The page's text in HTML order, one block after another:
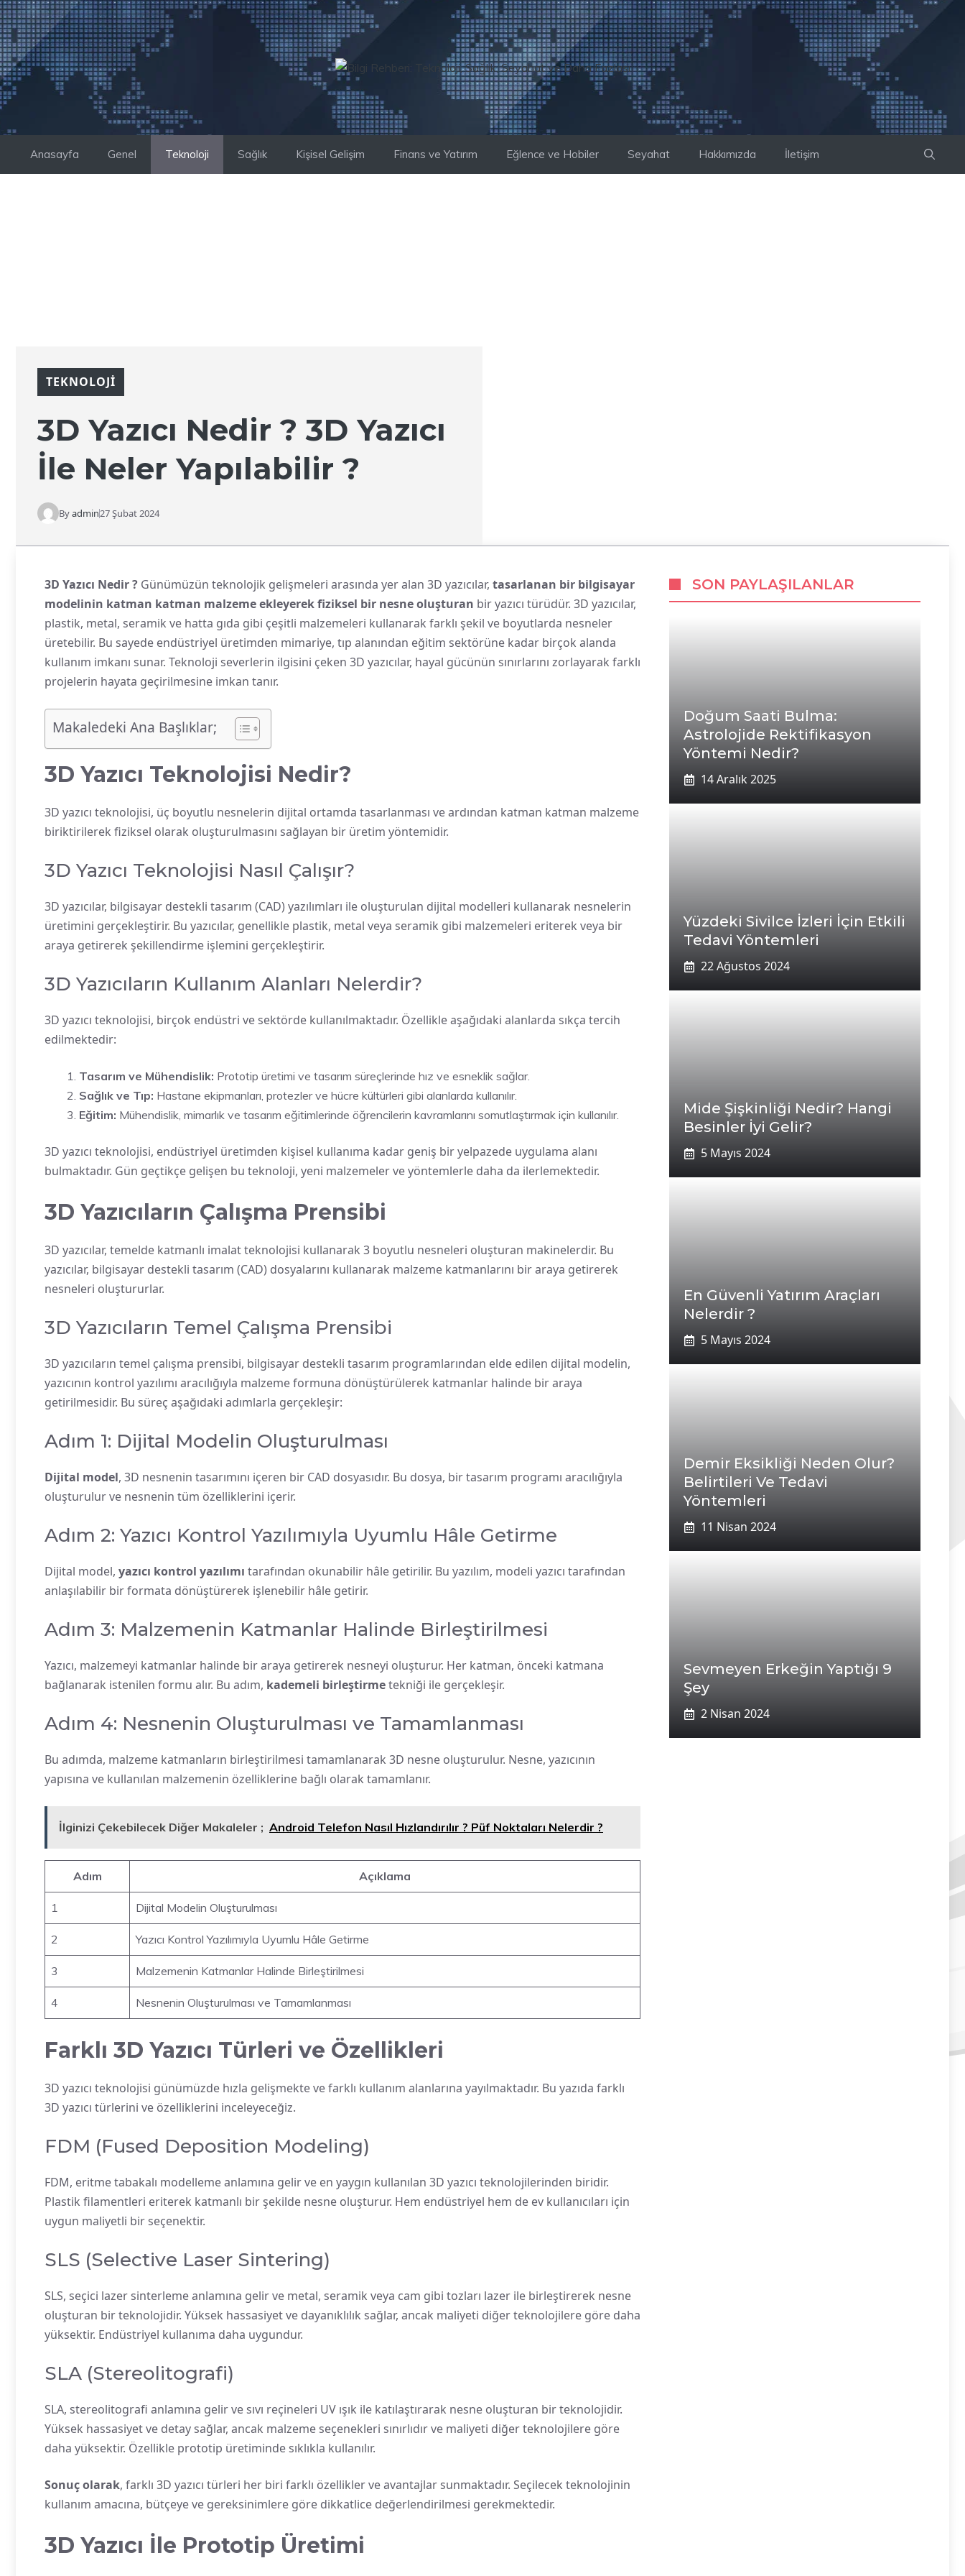
İçeriğe
atla
Anasayfa Genel Teknoloji Sağlık Kişisel Gelişim Finans ve Yatırım Eğlence ve Hobiler Seyahat Hakkımızda İletişim
TEKNOLOJI
3D Yazıcı Nedir ? 3D Yazıcı
İle Neler Yapılabilir ?
Byadmin27 Şubat 2024
3D Yazıcı Nedir ? Günümüzün teknolojik gelişmeleri arasında yer alan 3D yazıcılar, tasarlanan bir bilgisayar
modelinin katman katman malzeme ekleyerek fiziksel bir nesne oluşturan bir yazıcı türüdür. 3D yazıcılar,
plastik, metal, seramik ve hatta gıda gibi çeşitli malzemeleri kullanarak farklı şekil ve boyutlarda nesneler
üretebilir. Bu sayede endüstriyel üretimden mimariye, tıp alanından eğitim sektörüne kadar birçok alanda
kullanım imkanı sunar. Teknoloji severlerin ilgisini çeken 3D yazıcılar, hayal gücünün sınırlarını zorlayarak farklı
projelerin hayata geçirilmesine imkan tanır.
Makaledeki Ana Başlıklar;
3D Yazıcı Teknolojisi Nedir?
3D yazıcı teknolojisi, üç boyutlu nesnelerin dijital ortamda tasarlanması ve ardından katman katman malzeme
biriktirilerek fiziksel olarak oluşturulmasını sağlayan bir üretim yöntemidir.
3D Yazıcı Teknolojisi Nasıl Çalışır?
3D yazıcılar, bilgisayar destekli tasarım (CAD) yazılımları ile oluşturulan dijital modelleri kullanarak nesnelerin
üretimini gerçekleştirir. Bu yazıcılar, genellikle plastik, metal veya seramik gibi malzemeleri eriterek veya bir
araya getirerek şekillendirme işlemini gerçekleştirir.
3D Yazıcıların Kullanım Alanları Nelerdir?
3D yazıcı teknolojisi, birçok endüstri ve sektörde kullanılmaktadır. Özellikle aşağıdaki alanlarda sıkça tercih
edilmektedir:
Tasarım ve Mühendislik: Prototip üretimi ve tasarım süreçlerinde hız ve esneklik sağlar.
Sağlık ve Tıp: Hastane ekipmanları, protezler ve hücre kültürleri gibi alanlarda kullanılır.
Eğitim: Mühendislik, mimarlık ve tasarım eğitimlerinde öğrencilerin kavramlarını somutlaştırmak için kullanılır.
3D yazıcı teknolojisi, endüstriyel üretimden kişisel kullanıma kadar geniş bir yelpazede uygulama alanı
bulmaktadır. Gün geçtikçe gelişen bu teknoloji, yeni malzemeler ve yöntemlerle daha da ilerlemektedir.
3D Yazıcıların Çalışma Prensibi
3D yazıcılar, temelde katmanlı imalat teknolojisi kullanarak 3 boyutlu nesneleri oluşturan makinelerdir. Bu
yazıcılar, bilgisayar destekli tasarım (CAD) dosyalarını kullanarak malzeme katmanlarını bir araya getirerek
nesneleri oluştururlar.
3D Yazıcıların Temel Çalışma Prensibi
3D yazıcıların temel çalışma prensibi, bilgisayar destekli tasarım programlarından elde edilen dijital modelin,
yazıcının kontrol yazılımı aracılığıyla malzeme formuna dönüştürülerek katmanlar halinde bir araya
getirilmesidir. Bu süreç aşağıdaki adımlarla gerçekleşir:
Adım 1: Dijital Modelin Oluşturulması
Dijital model, 3D nesnenin tasarımını içeren bir CAD dosyasıdır. Bu dosya, bir tasarım programı aracılığıyla
oluşturulur ve nesnenin tüm özelliklerini içerir.
Adım 2: Yazıcı Kontrol Yazılımıyla Uyumlu Hâle Getirme
Dijital model, yazıcı kontrol yazılımı tarafından okunabilir hâle getirilir. Bu yazılım, modeli yazıcı tarafından
anlaşılabilir bir formata dönüştürerek işlenebilir hâle getirir.
Adım 3: Malzemenin Katmanlar Halinde Birleştirilmesi
Yazıcı, malzemeyi katmanlar halinde bir araya getirerek nesneyi oluşturur. Her katman, önceki katmana
bağlanarak istenilen formu alır. Bu adım, kademeli birleştirmetekniği ile gerçekleşir.
Adım 4: Nesnenin Oluşturulması ve Tamamlanması
Bu adımda, malzeme katmanların birleştirilmesi tamamlanarak 3D nesne oluşturulur. Nesne, yazıcının
yapısına ve kullanılan malzemenin özelliklerine bağlı olarak tamamlanır.
İlginizi Çekebilecek Diğer Makaleler ; Android Telefon Nasıl Hızlandırılır ? Püf Noktaları Nelerdir ?
Adım Açıklama
1 Dijital Modelin Oluşturulması
2 Yazıcı Kontrol Yazılımıyla Uyumlu Hâle Getirme
3 Malzemenin Katmanlar Halinde Birleştirilmesi
4 Nesnenin Oluşturulması ve Tamamlanması
Farklı 3D Yazıcı Türleri ve Özellikleri
3D yazıcı teknolojisi günümüzde hızla gelişmekte ve farklı kullanım alanlarına yayılmaktadır. Bu yazıda farklı
3D yazıcı türlerini ve özelliklerini inceleyeceğiz.
FDM (Fused Deposition Modeling)
FDM, eritme tabakalı modelleme anlamına gelir ve en yaygın kullanılan 3D yazıcı teknolojilerinden biridir.
Plastik filamentleri eriterek katmanlı bir şekilde nesne oluşturur. Hem endüstriyel hem de ev kullanıcıları için
uygun maliyetli bir seçenektir.
SLS (Selective Laser Sintering)
SLS, seçici lazer sinterleme anlamına gelir ve metal, seramik veya cam gibi tozları lazer ile birleştirerek nesne
oluşturan bir teknolojidir. Yüksek hassasiyet ve dayanıklılık sağlar, ancak maliyeti diğer teknolojilere göre daha
yüksektir. Endüstriyel kullanıma daha uygundur.
SLA (Stereolitografi)
SLA, stereolitografi anlamına gelir ve sıvı reçineleri UV ışık ile katılaştırarak nesne oluşturan bir teknolojidir.
Yüksek hassasiyet ve detay sağlar, ancak malzeme seçenekleri sınırlıdır ve maliyeti diğer teknolojilere göre
daha yüksektir. Özellikle prototip üretiminde sıklıkla kullanılır.
Sonuç olarak, farklı 3D yazıcı türleri her biri farklı özellikler ve avantajlar sunmaktadır. Seçilecek teknolojinin
kullanım amacına, bütçeye ve gereksinimlere göre dikkatlice değerlendirilmesi gerekmektedir.
3D Yazıcı İle Prototip Üretimi
SON PAYLAŞILANLAR
Doğum Saati Bulma:
Astrolojide Rektifikasyon
Yöntemi Nedir?
14 Aralık 2025
Yüzdeki Sivilce İzleri İçin Etkili
Tedavi Yöntemleri
22 Ağustos 2024
Mide Şişkinliği Nedir? Hangi
Besinler İyi Gelir?
5 Mayıs 2024
En Güvenli Yatırım Araçları
Nelerdir ?
5 Mayıs 2024
Demir Eksikliği Neden Olur?
Belirtileri Ve Tedavi
Yöntemleri
11 Nisan 2024
Sevmeyen Erkeğin Yaptığı 9
Şey
2 Nisan 2024